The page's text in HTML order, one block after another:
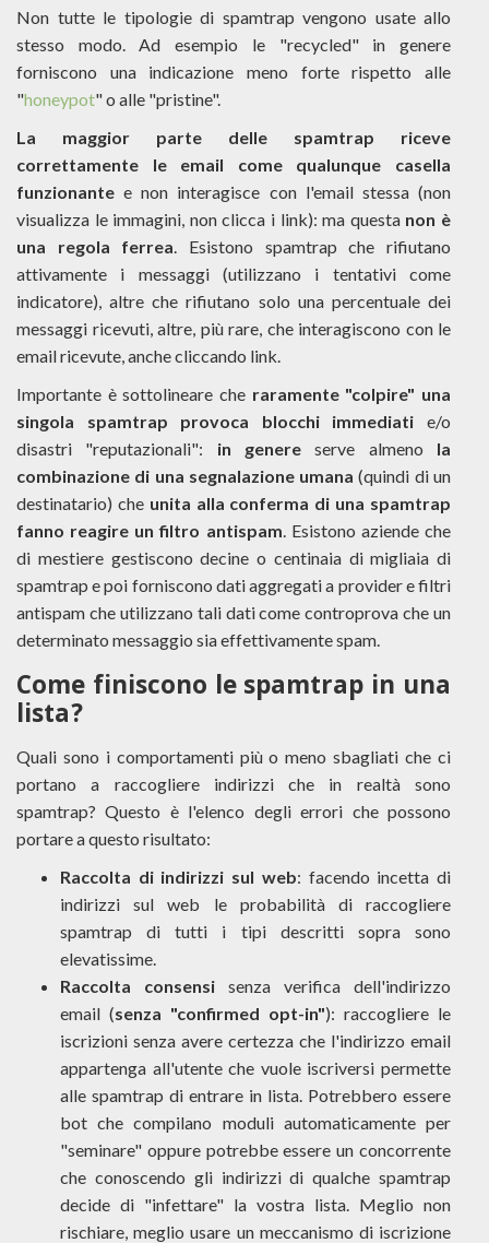
Non tutte le tipologie di spamtrap vengono usate allo
stesso modo. Ad esempio le "recycled" in genere
forniscono una indicazione meno forte rispetto alle
"honeypot" o alle "pristine".
La maggior parte delle spamtrap riceve
correttamente le email come qualunque casella
funzionante e non interagisce con l'email stessa (non
visualizza le immagini, non clicca i link): ma questa non è
una regola ferrea. Esistono spamtrap che rifiutano
attivamente i messaggi (utilizzano i tentativi come
indicatore), altre che rifiutano solo una percentuale dei
messaggi ricevuti, altre, più rare, che interagiscono con le
email ricevute, anche cliccando link.
Importante è sottolineare che raramente "colpire" una
singola spamtrap provoca blocchi immediati e/o
disastri "reputazionali": in genere serve almeno la
combinazione di una segnalazione umana (quindi di un
destinatario) che unita alla conferma di una spamtrap
fanno reagire un filtro antispam. Esistono aziende che
di mestiere gestiscono decine o centinaia di migliaia di
spamtrap e poi forniscono dati aggregati a provider e filtri
antispam che utilizzano tali dati come controprova che un
determinato messaggio sia effettivamente spam.
Come finiscono le spamtrap in una
lista?
Quali sono i comportamenti più o meno sbagliati che ci
portano a raccogliere indirizzi che in realtà sono
spamtrap? Questo è l'elenco degli errori che possono
portare a questo risultato:
Raccolta di indirizzi sul web: facendo incetta di
indirizzi sul web le probabilità di raccogliere
spamtrap di tutti i tipi descritti sopra sono
elevatissime.
Raccolta consensi senza verifica dell'indirizzo
email (senza "confirmed opt-in"): raccogliere le
iscrizioni senza avere certezza che l'indirizzo email
appartenga all'utente che vuole iscriversi permette
alle spamtrap di entrare in lista. Potrebbero essere
bot che compilano moduli automaticamente per
"seminare" oppure potrebbe essere un concorrente
che conoscendo gli indirizzi di qualche spamtrap
decide di "infettare" la vostra lista. Meglio non
rischiare, meglio usare un meccanismo di iscrizione